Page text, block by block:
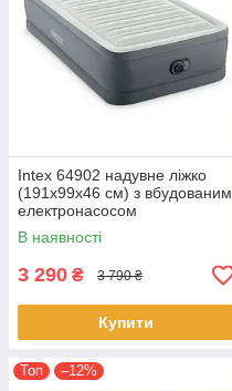
Intex 64902 надувне ліжко
(191х99х46 см) з вбудованим
електронасосом
В наявності
3 290 ₴ 3 790 ₴
Купити
Топ –12%